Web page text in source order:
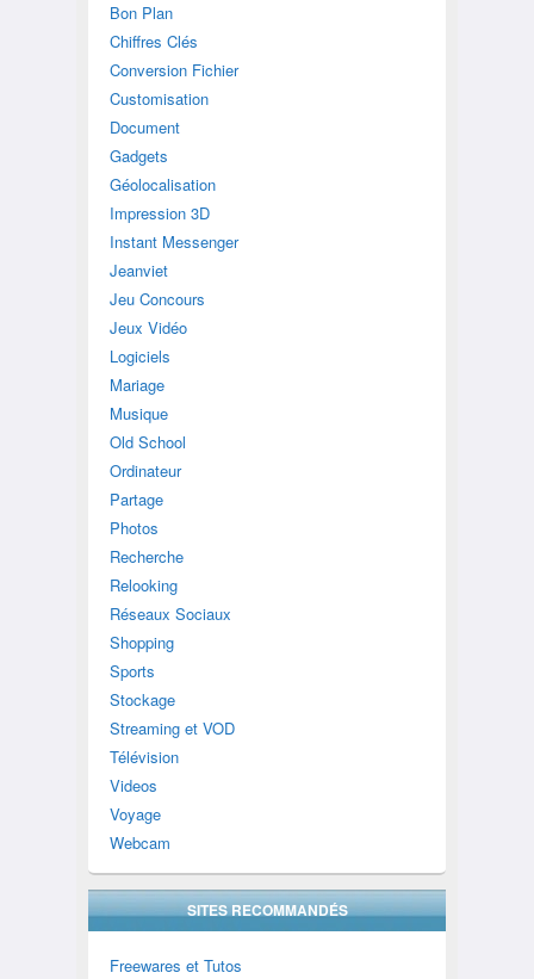
Bon Plan
Chiffres Clés
Conversion Fichier
Customisation
Document
Gadgets
Géolocalisation
Impression 3D
Instant Messenger
Jeanviet
Jeu Concours
Jeux Vidéo
Logiciels
Mariage
Musique
Old School
Ordinateur
Partage
Photos
Recherche
Relooking
Réseaux Sociaux
Shopping
Sports
Stockage
Streaming et VOD
Télévision
Videos
Voyage
Webcam
SITES RECOMMANDÉS
Freewares et Tutos